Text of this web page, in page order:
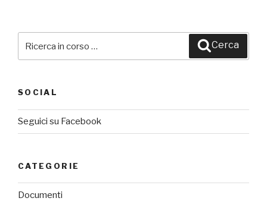
Cerca
SOCIAL
Seguici su Facebook
CATEGORIE
Documenti